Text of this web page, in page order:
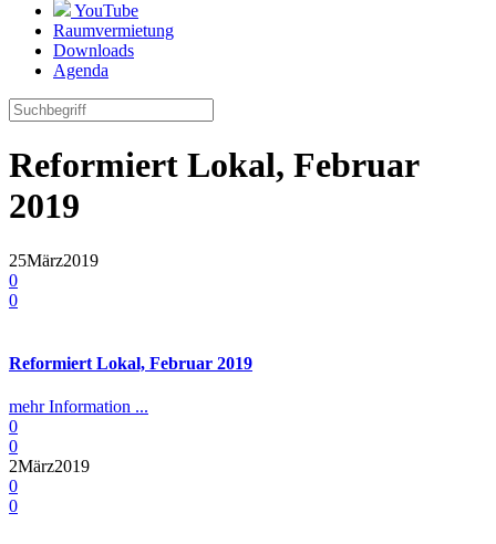
YouTube
Raumvermietung
Downloads
Agenda
Reformiert Lokal, Februar
2019
25März2019
0
0
Reformiert Lokal, Februar 2019
mehr Information ...
0
0
2März2019
0
0